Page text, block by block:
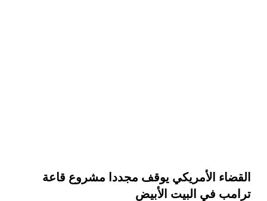
القضاء الأمريكي يوقف مجددا مشروع قاعة
ترامب في البيت الأبيض